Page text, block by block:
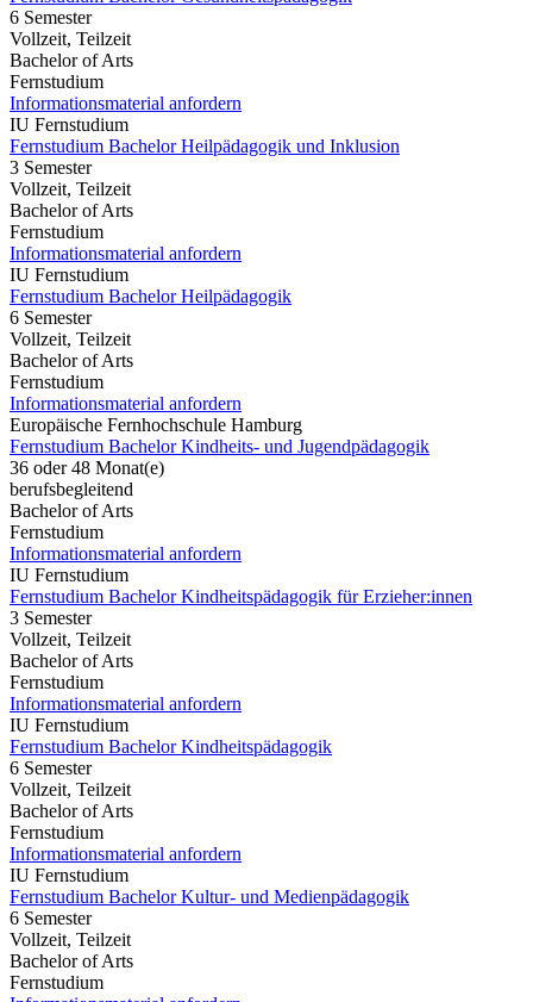
6 Semester
Vollzeit, Teilzeit
Bachelor of Arts
Fernstudium
Informationsmaterial anfordern
IU Fernstudium
Fernstudium Bachelor Heilpädagogik und Inklusion
3 Semester
Vollzeit, Teilzeit
Bachelor of Arts
Fernstudium
Informationsmaterial anfordern
IU Fernstudium
Fernstudium Bachelor Heilpädagogik
6 Semester
Vollzeit, Teilzeit
Bachelor of Arts
Fernstudium
Informationsmaterial anfordern
Europäische Fernhochschule Hamburg
Fernstudium Bachelor Kindheits- und Jugendpädagogik
36 oder 48 Monat(e)
berufsbegleitend
Bachelor of Arts
Fernstudium
Informationsmaterial anfordern
IU Fernstudium
Fernstudium Bachelor Kindheitspädagogik für Erzieher:innen
3 Semester
Vollzeit, Teilzeit
Bachelor of Arts
Fernstudium
Informationsmaterial anfordern
IU Fernstudium
Fernstudium Bachelor Kindheitspädagogik
6 Semester
Vollzeit, Teilzeit
Bachelor of Arts
Fernstudium
Informationsmaterial anfordern
IU Fernstudium
Fernstudium Bachelor Kultur- und Medienpädagogik
6 Semester
Vollzeit, Teilzeit
Bachelor of Arts
Fernstudium